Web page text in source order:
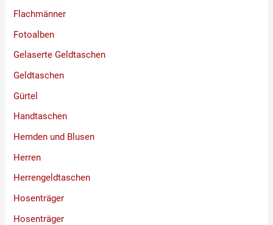
Flachmänner
Fotoalben
Gelaserte Geldtaschen
Geldtaschen
Gürtel
Handtaschen
Hemden und Blusen
Herren
Herrengeldtaschen
Hosenträger
Hosenträger